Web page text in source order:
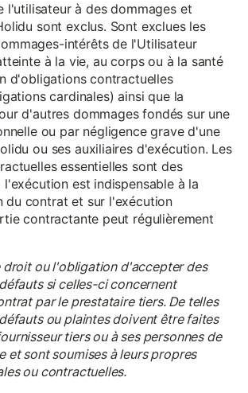
l'utilisateur à des dommages et
sont exclus. Sont exclues les
intérêts de l'Utilisateur
à la vie, au corps ou à la santé
d'obligations contractuelles
cardinales) ainsi que la
d'autres dommages fondés sur une
ou par négligence grave d'une
ou ses auxiliaires d'exécution. Les
essentielles sont des
est indispensable à la
du contrat et sur l'exécution
contractante peut régulièrement
droit ou l'obligation d'accepter des
si celles-ci concernent
par le prestataire tiers. De telles
ou plaintes doivent être faites
tiers ou à ses personnes de
et sont soumises à leurs propres
ou contractuelles.